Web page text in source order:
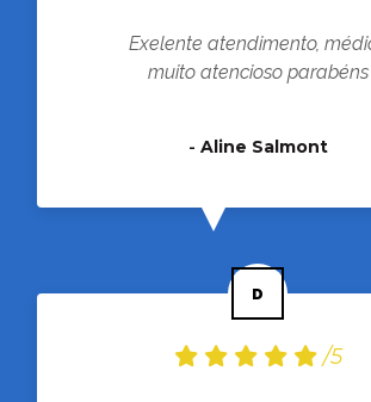
Exelente atendimento,
muito atencioso parabéns
- Aline Salmont
/5